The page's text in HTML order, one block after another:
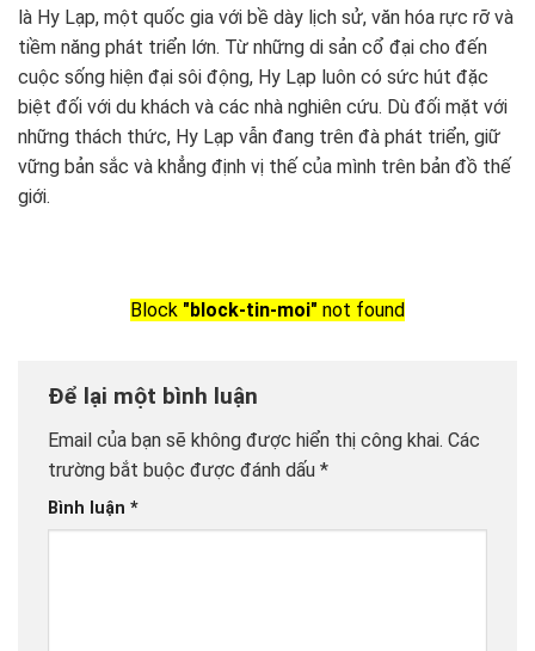
là Hy Lạp, một quốc gia với bề dày lịch sử, văn hóa rực rỡ và
tiềm năng phát triển lớn. Từ những di sản cổ đại cho đến
cuộc sống hiện đại sôi động, Hy Lạp luôn có sức hút đặc
biệt đối với du khách và các nhà nghiên cứu. Dù đối mặt với
những thách thức, Hy Lạp vẫn đang trên đà phát triển, giữ
vững bản sắc và khẳng định vị thế của mình trên bản đồ thế
giới.
Block "block-tin-moi" not found
Để lại một bình luận
Email của bạn sẽ không được hiển thị công khai. Các
trường bắt buộc được đánh dấu *
Bình luận *